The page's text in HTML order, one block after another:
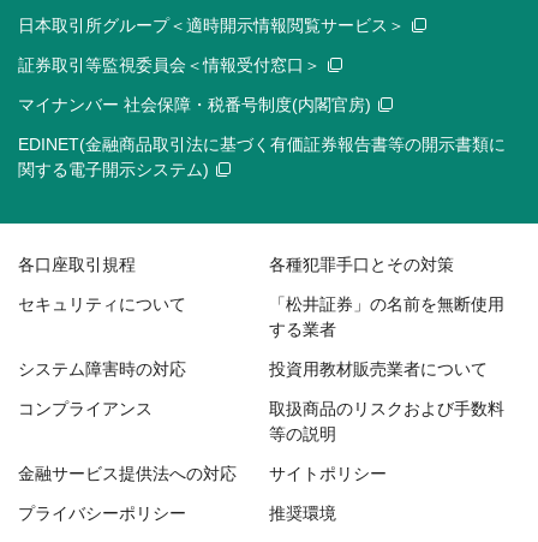
日本取引所グループ＜適時開示情報閲覧サービス＞
証券取引等監視委員会＜情報受付窓口＞
マイナンバー 社会保障・税番号制度(内閣官房)
EDINET(金融商品取引法に基づく有価証券報告書等の開示書類に
関する電子開示システム)
各口座取引規程 各種犯罪手口とその対策
セキュリティについて
「松井証券」の名前を無断使用
する業者
システム障害時の対応 投資用教材販売業者について
コンプライアンス
取扱商品のリスクおよび手数料
等の説明
金融サービス提供法への対応 サイトポリシー
プライバシーポリシー 推奨環境